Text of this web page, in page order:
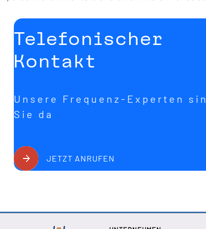
Telefonischer
Kontakt
Unsere Frequenz-Experten
Sie da
JETZT ANRUFEN